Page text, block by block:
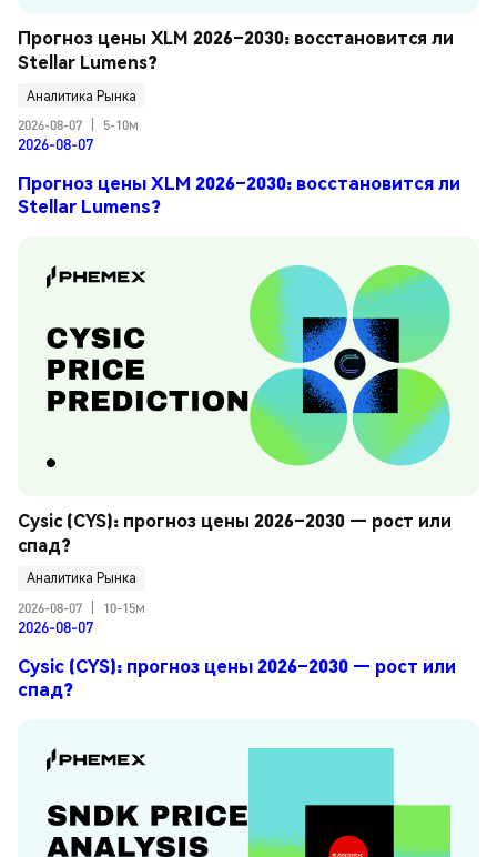
Прогноз цены XLM 2026–2030: восстановится ли
Stellar Lumens?
Аналитика Рынка
2026-08-07
5-10м
2026-08-07
Прогноз цены XLM 2026–2030: восстановится ли
Stellar Lumens?
Cysic (CYS): прогноз цены 2026–2030 — рост или
спад?
Аналитика Рынка
2026-08-07
10-15м
2026-08-07
Cysic (CYS): прогноз цены 2026–2030 — рост или
спад?